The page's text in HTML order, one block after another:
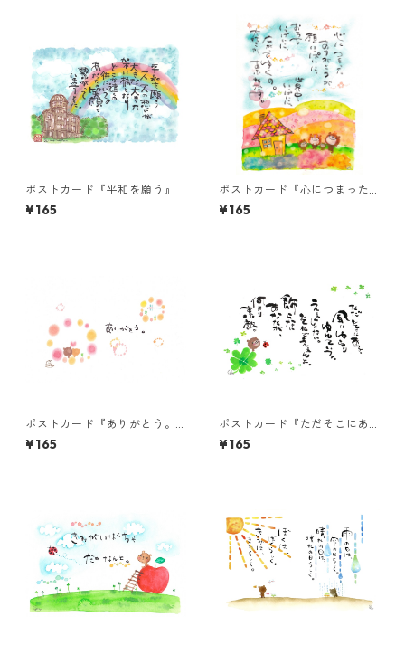
ポストカード『平和を願う』
¥165
ポストカード『心につまった
ありがとうが・・・』
¥165
ポストカード『ありがとう。
(トンボ)』
¥165
ポストカード『ただそこにあ
る。風にゆらり・・・』
¥165